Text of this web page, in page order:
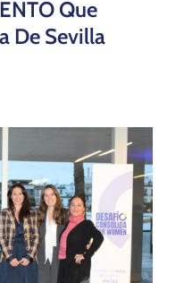
Que
De Sevilla